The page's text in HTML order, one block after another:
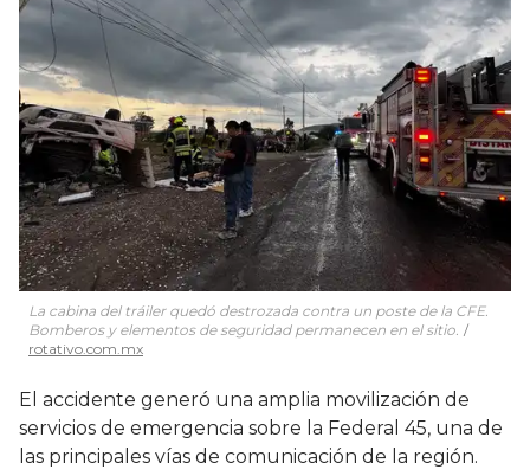
La cabina del tráiler quedó destrozada contra un poste de la CFE.
Bomberos y elementos de seguridad permanecen en el sitio.
rotativo.com.mx
El accidente generó una amplia movilización de
servicios de emergencia sobre la Federal 45, una de
las principales vías de comunicación de la región.